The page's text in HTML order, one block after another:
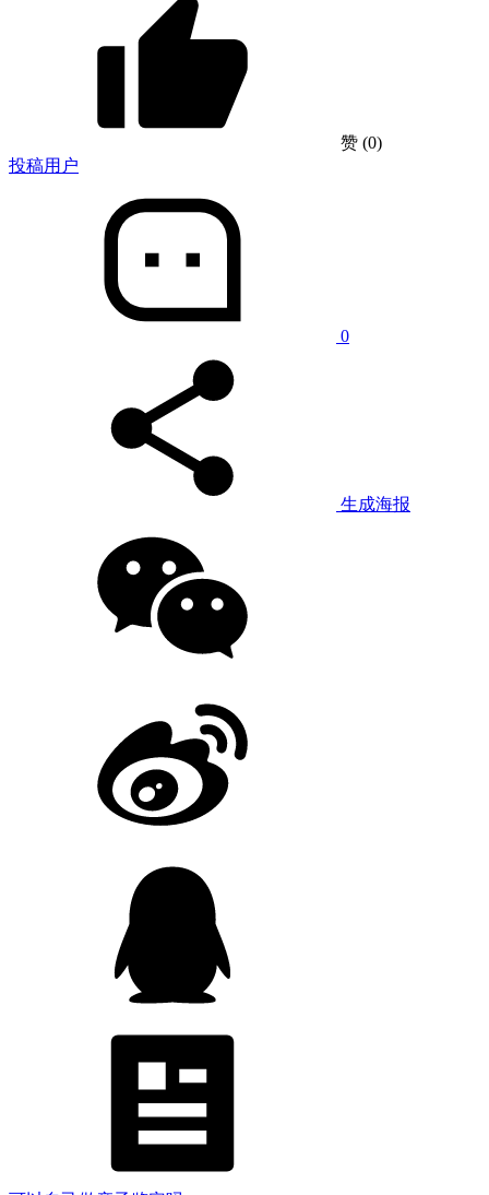
赞 (0)
投稿用户
0
生成海报